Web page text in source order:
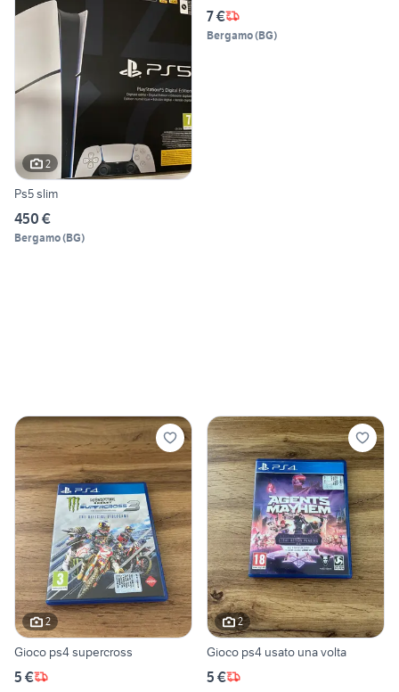
2
Ps5 slim
450 €
Bergamo(BG)
7 €
Bergamo(BG)
2
Gioco ps4 supercross
5 €
2
Gioco ps4 usato una volta
5 €